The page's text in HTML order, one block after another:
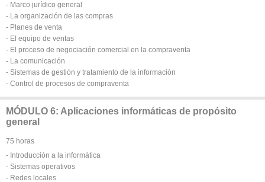
- Marco jurídico general
- La organización de las compras
- Planes de venta
- El equipo de ventas
- El proceso de negociación comercial en la compraventa
- La comunicación
- Sistemas de gestión y tratamiento de la información
- Control de procesos de compraventa
MÓDULO 6: Aplicaciones informáticas de propósito
general
75 horas
- Introducción a la informática
- Sistemas operativos
- Redes locales